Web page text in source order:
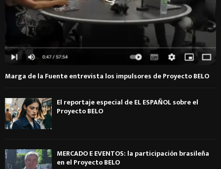
Marga de la Fuente entrevista los impulsores de Proyecto BELO
El reportaje especial de EL ESPAÑOL sobre el
Proyecto BELO
MERCADO E EVENTOS: la participación brasileña
en el Proyecto BELO